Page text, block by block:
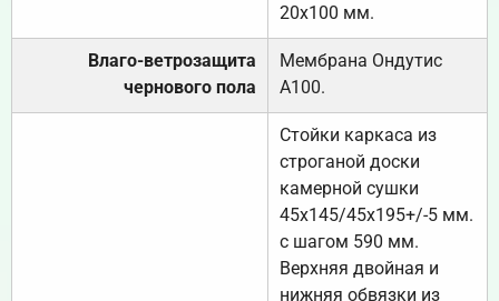
20х100 мм.
Влаго-ветрозащита
чернового пола
Мембрана Ондутис
А100.
Стойки каркаса из
строганой доски
камерной сушки
45х145/45х195+/-5 мм.
с шагом 590 мм.
Верхняя двойная и
нижняя обвязки из